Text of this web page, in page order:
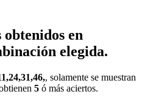
en
elegida.
, solamente se muestran
5 ó más aciertos.